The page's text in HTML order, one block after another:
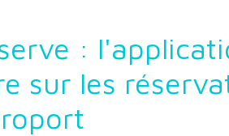
:
sur les